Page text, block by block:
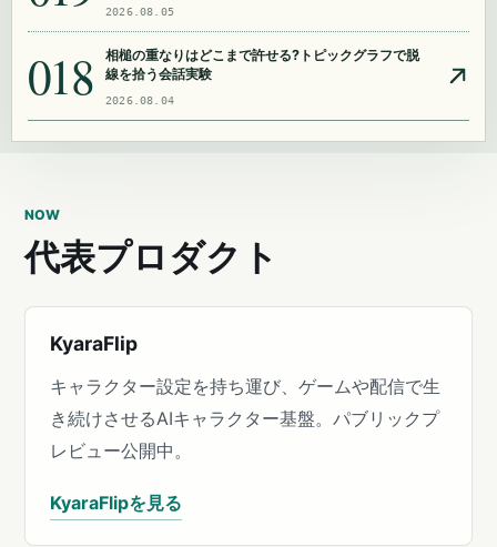
2026.08.05
018
相槌の重なりはどこまで許せる?トピックグラフで脱
線を拾う会話実験
2026.08.04
NOW
代表プロダクト
KyaraFlip
キャラクター設定を持ち運び、ゲームや配信で生
き続けさせるAIキャラクター基盤。パブリックプ
レビュー公開中。
KyaraFlipを見る